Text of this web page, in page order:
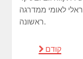
לאומי ממדרגה
ראשונה.
קודם